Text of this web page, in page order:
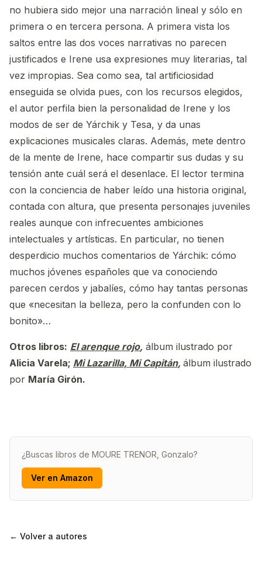
no hubiera sido mejor una narración lineal y sólo en
primera o en tercera persona. A primera vista los
saltos entre las dos voces narrativas no parecen
justificados e Irene usa expresiones muy literarias, tal
vez impropias. Sea como sea, tal artificiosidad
enseguida se olvida pues, con los recursos elegidos,
el autor perfila bien la personalidad de Irene y los
modos de ser de Yárchik y Tesa, y da unas
explicaciones musicales claras. Además, mete dentro
de la mente de Irene, hace compartir sus dudas y su
tensión ante cuál será el desenlace. El lector termina
con la conciencia de haber leído una historia original,
contada con altura, que presenta personajes juveniles
reales aunque con infrecuentes ambiciones
intelectuales y artísticas. En particular, no tienen
desperdicio muchos comentarios de Yárchik: cómo
muchos jóvenes españoles que va conociendo
parecen cerdos y jabalíes, cómo hay tantas personas
que «necesitan la belleza, pero la confunden con lo
bonito»…
Otros libros: El arenque rojo, álbum ilustrado por
Alicia Varela; Mi Lazarilla, Mi Capitán, álbum ilustrado
por María Girón.
¿Buscas libros de MOURE TRENOR, Gonzalo?
Ver en Amazon
← Volver a autores